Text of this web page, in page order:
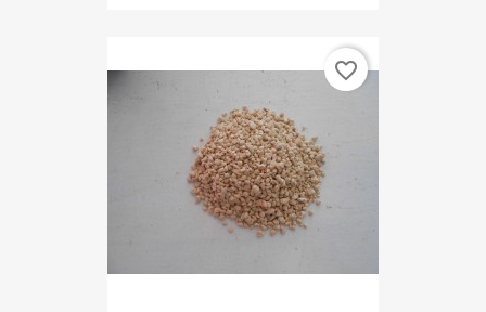
favorite_border